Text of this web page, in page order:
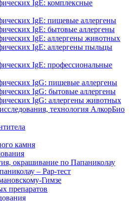
IgE: комплексные
IgE: пищевые аллергены
IgE: бытовые аллергены
IgE: аллергены животных
IgE: аллергены пыльцы
IgE: профессиональные
IgG: пищевые аллергены
IgG: бытовые аллергены
IgG: аллергены животных
технология АлкорБио
камня
окрашивание по Папаниколау
‒ Рар-тест
Гимзе
препаратов